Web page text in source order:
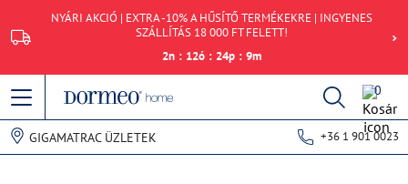
NYÁRI AKCIÓ | EXTRA -10% A HŰSÍTŐ TERMÉKEKRE | INGYENES
SZÁLLÍTÁS 18 000 FT FELETT!
2n : 12ó : 24p : 9m
0
GIGAMATRAC ÜZLETEK +36 1 901 0023